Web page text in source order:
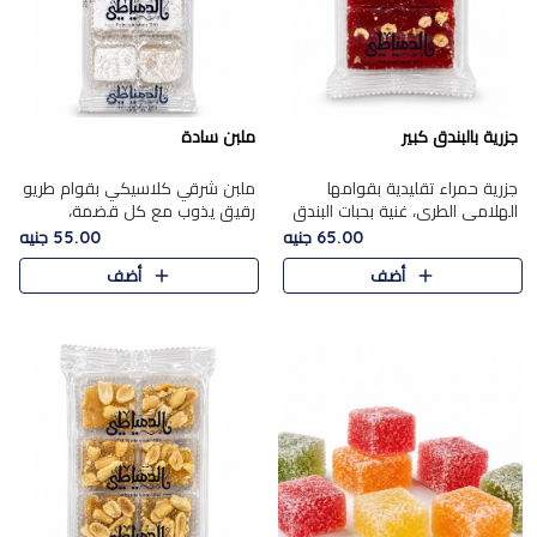
جزرية بالبندق كبير
جزرية حمراء تقليدية بقوامها
الهلامي الطري، غنية بحبات البندق
الفاخرة التي تضيف قرمشة راقية
إلى قوامها الناعم، لتقدم مزيجًا
متوازنًا من النكه..
65.00 جنيه
أضف
ملبن سادة
ملبن شرقي كلاسيكي بقوام طريو
رقيق يذوب مع كل قضمة،
مغطى بطبقة ناعمة من السكر
البودرة ليقدم المذاق الأصيل الذي
ارتبط بحلويات المولد التقليدي..
55.00 جنيه
أضف